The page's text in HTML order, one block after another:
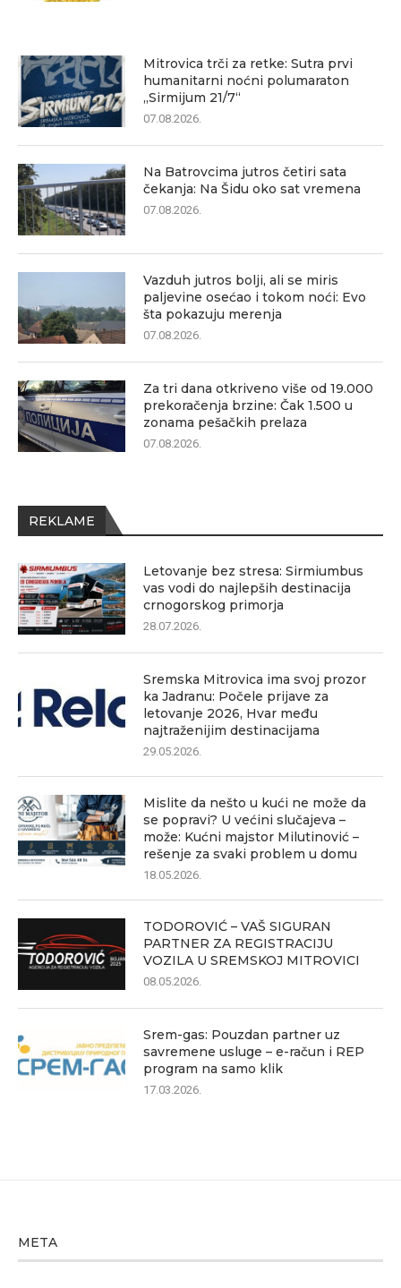
Mitrovica trči za retke: Sutra prvi
humanitarni noćni polumaraton
„Sirmijum 21/7“
07.08.2026.
Na Batrovcima jutros četiri sata
čekanja: Na Šidu oko sat vremena
07.08.2026.
Vazduh jutros bolji, ali se miris
paljevine osećao i tokom noći: Evo
šta pokazuju merenja
07.08.2026.
Za tri dana otkriveno više od 19.000
prekoračenja brzine: Čak 1.500 u
zonama pešačkih prelaza
07.08.2026.
REKLAME
Letovanje bez stresa: Sirmiumbus
vas vodi do najlepših destinacija
crnogorskog primorja
28.07.2026.
Sremska Mitrovica ima svoj prozor
ka Jadranu: Počele prijave za
letovanje 2026, Hvar među
najtraženijim destinacijama
29.05.2026.
Mislite da nešto u kući ne može da
se popravi? U većini slučajeva –
može: Kućni majstor Milutinović –
rešenje za svaki problem u domu
18.05.2026.
TODOROVIĆ – VAŠ SIGURAN
PARTNER ZA REGISTRACIJU
VOZILA U SREMSKOJ MITROVICI
08.05.2026.
Srem-gas: Pouzdan partner uz
savremene usluge – e-račun i REP
program na samo klik
17.03.2026.
META